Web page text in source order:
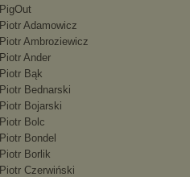
PigOut
Piotr Adamowicz
Piotr Ambroziewicz
Piotr Ander
Piotr Bąk
Piotr Bednarski
Piotr Bojarski
Piotr Bolc
Piotr Bondel
Piotr Borlik
Piotr Czerwiński